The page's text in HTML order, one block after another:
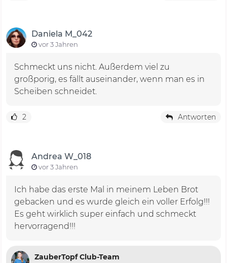
Daniela M_042
vor 3 Jahren
Schmeckt uns nicht. Außerdem viel zu
großporig, es fällt auseinander, wenn man es in
Scheiben schneidet.
2 Antworten
Andrea W_018
vor 3 Jahren
Ich habe das erste Mal in meinem Leben Brot
gebacken und es wurde gleich ein voller Erfolg!!!
Es geht wirklich super einfach und schmeckt
hervorragend!!!
ZauberTopf Club-Team